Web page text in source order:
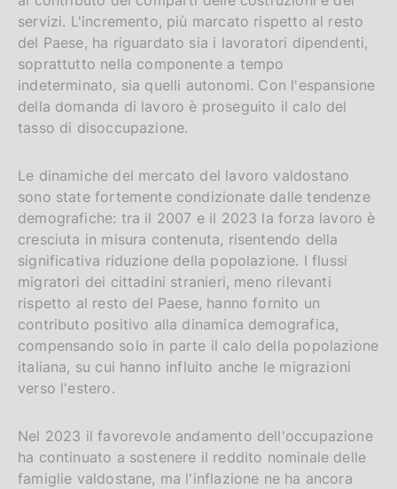
servizi. L'incremento, più marcato rispetto al resto
del Paese, ha riguardato sia i lavoratori dipendenti,
soprattutto nella componente a tempo
indeterminato, sia quelli autonomi. Con l'espansione
della domanda di lavoro è proseguito il calo del
tasso di disoccupazione.
Le dinamiche del mercato del lavoro valdostano
sono state fortemente condizionate dalle tendenze
demografiche: tra il 2007 e il 2023 la forza lavoro è
cresciuta in misura contenuta, risentendo della
significativa riduzione della popolazione. I flussi
migratori dei cittadini stranieri, meno rilevanti
rispetto al resto del Paese, hanno fornito un
contributo positivo alla dinamica demografica,
compensando solo in parte il calo della popolazione
italiana, su cui hanno influito anche le migrazioni
verso l'estero.
Nel 2023 il favorevole andamento dell'occupazione
ha continuato a sostenere il reddito nominale delle
famiglie valdostane, ma l'inflazione ne ha ancora